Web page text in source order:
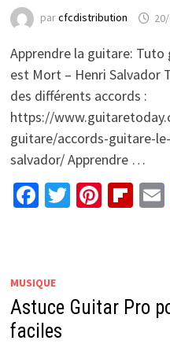
parcfcdistribution
Apprendre la guitare: Tuto
est Mort – Henri Salvador
des différents accords :
https://
guitare/accords-guitare-
salvador/ Apprendre …
Facebook
Twitter
MUSIQUE
Astuce Guitar Pro
faciles